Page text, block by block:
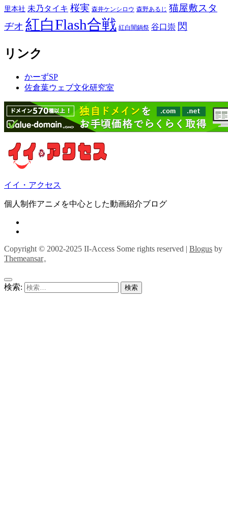
里本社 未乃タイキ 桜実 森井ケンシロウ 森野あるじ 猫屋敷スタ
ヂオ 紅白Flash合戦 紅白闇鍋祭 谷口崇 閃
リンク
かーずSP
佐倉葉ウェブ文化研究室
イイ・アクセス
個人制作アニメを中心とした動画紹介ブログ
Copyright © 2002-2025 II-Access Some rights reserved | Blogus by
Themeansar。
検索: